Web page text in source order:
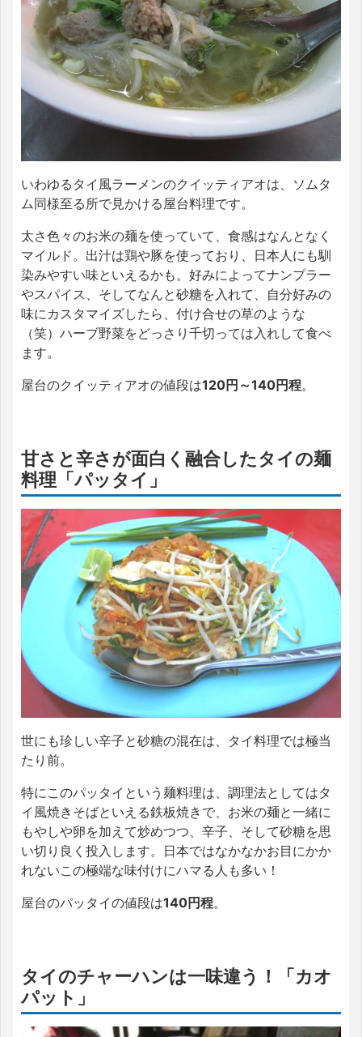
いわゆるタイ風ラーメンのクイッティアオは、ソムタ
ム同様至る所で見かける屋台料理です。
太さ色々のお米の麺を使っていて、食感はなんとなく
マイルド。出汁は鶏や豚を使っており、日本人にも馴
染みやすい味といえるかも。好みによってナンプラー
やスパイス、そしてなんと砂糖を入れて、自分好みの
味にカスタマイズしたら、付け合せの草のような
（笑）ハーブ野菜をどっさり千切っては入れして食べ
ます。
屋台のクイッティアオの値段は120円～140円程。
甘さと辛さが面白く融合したタイの麺
料理「パッタイ」
世にも珍しい辛子と砂糖の混在は、タイ料理では極当
たり前。
特にこのパッタイという麺料理は、調理法としてはタ
イ風焼きそばといえる鉄板焼きで、お米の麺と一緒に
もやしや卵を加えて炒めつつ、辛子、そして砂糖を思
い切り良く投入します。日本ではなかなかお目にかか
れないこの極端な味付けにハマる人も多い！
屋台のパッタイの値段は140円程。
タイのチャーハンは一味違う！「カオ
パット」